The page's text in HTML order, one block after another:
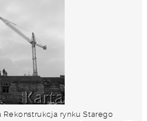
Rekonstrukcja rynku Starego